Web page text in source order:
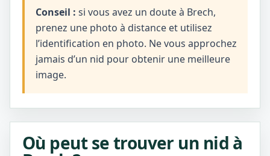
Conseil : si vous avez un doute à Brech,
prenez une photo à distance et utilisez
l’identification en photo. Ne vous approchez
jamais d’un nid pour obtenir une meilleure
image.
Où peut se trouver un nid à